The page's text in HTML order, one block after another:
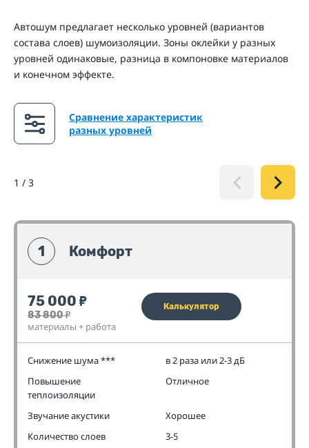
Автошум предлагает несколько уровней (вариантов
состава слоев) шумоизоляции. Зоны оклейки у разных
уровней одинаковые, разница в компоновке материалов
и конечном эффекте.
Сравнение характеристик
разных уровней
1 / 3
1 Комфорт
75 000 ₽
83 800₽
материалы + работа
Калькулятор
Снижение шума ***
в 2 раза или 2-3 дБ
Повышение
теплоизоляции
Отличное
Звучание акустики
Хорошее
Количество слоев
3-5